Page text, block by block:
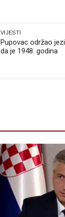
VIJESTI
Pupovac održao
da je 1948. godina